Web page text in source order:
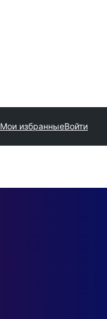
Мои избранныеВойти